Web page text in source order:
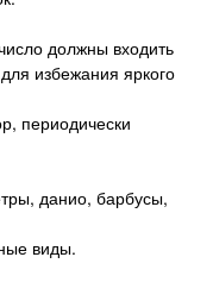
должны входить
избежания яркого
периодически
данио, барбусы,
виды.